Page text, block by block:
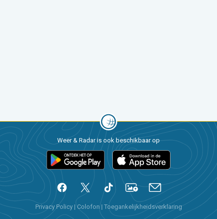
Weer & Radar is ook beschikbaar op
Privacy Policy |Colofon | Toegankelijkheidsverklaring